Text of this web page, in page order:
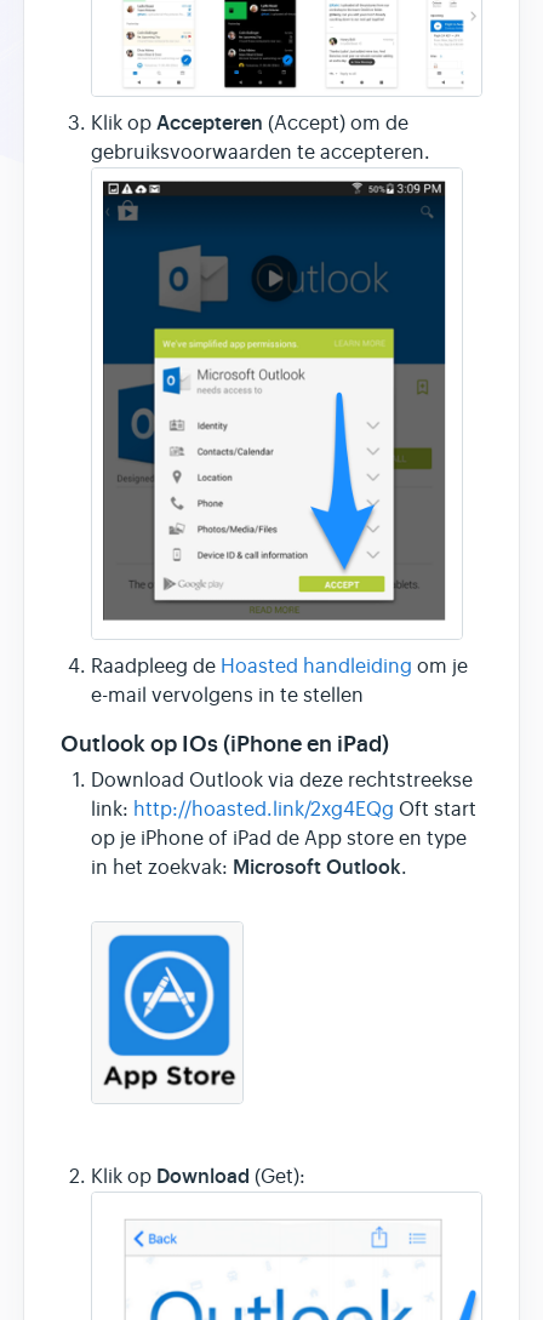
Klik op Accepteren (Accept) om de
gebruiksvoorwaarden te accepteren.
Raadpleeg de Hoasted handleiding om je
e-mail vervolgens in te stellen
Outlook op IOs (iPhone en iPad)
Download Outlook via deze rechtstreekse
link: http://hoasted.link/2xg4EQg Oft start
op je iPhone of iPad de App store en type
in het zoekvak: Microsoft Outlook.
Klik op Download (Get):